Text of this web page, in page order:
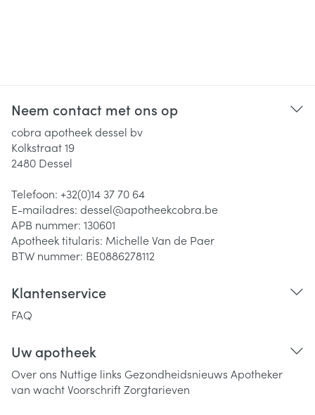
Neem contact met ons op
cobra apotheek dessel bv
Kolkstraat 19
2480 Dessel
Telefoon: +32(0)14 37 70 64
E-mailadres: dessel@apotheekcobra.be
APB nummer: 130601
Apotheek titularis: Michelle Van de Paer
BTW nummer: BE0886278112
Klantenservice
FAQ
Uw apotheek
Over ons Nuttige links Gezondheidsnieuws Apotheker
van wachtVoorschriftZorgtarieven